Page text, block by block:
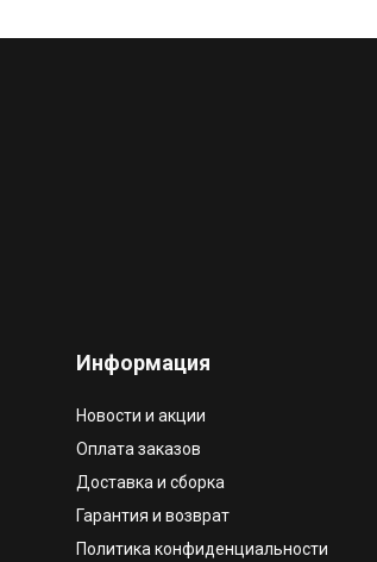
Информация
Оплата заказов
Доставка и сборка
Гарантия и возврат
Политика конфиденциальности
Новости и акции